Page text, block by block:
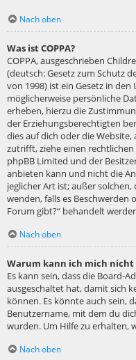
Nach oben
Was ist COPPA?
COPPA, ausgeschrieben
(deutsch: Gesetz zum Schutz
von 1998) ist ein Gesetz in den
möglicherweise persönliche
erheben, hierzu die
der Erziehungsberechtigten
dies auf dich oder die
zutrifft, ziehe einen rechtlichen
phpBB Limited und der
anbieten kann und nicht die
jeglicher Art ist; außer solchen,
wenden, falls es Beschwerden
Forum gibt?“ behandelt
Nach oben
Warum kann ich mich
Es kann sein, dass die Board-
ausgeschaltet hat, damit sich
können. Es könnte auch sein,
Benutzername, mit dem du
wurden. Um Hilfe zu erhalten,
Nach oben